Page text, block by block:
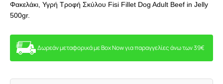
Φακελάκι, Υγρή Τροφή Σκύλου Fisi Fillet Dog Adult Beef in Jelly
500gr.
Δωρεάν μεταφορικά με Box Now για παραγγελίες άνω των 39€